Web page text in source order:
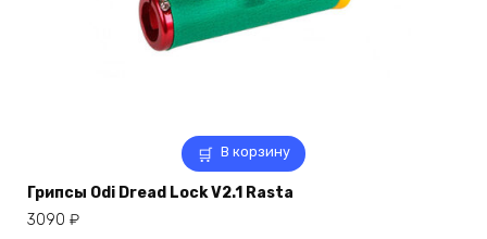
В корзину
Грипсы Odi Dread Lock V2.1 Rasta
3090 ₽